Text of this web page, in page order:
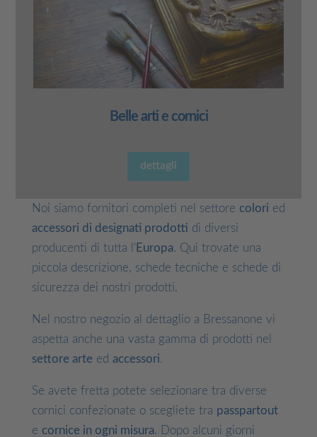
Belle arti e cornici
dettagli
Noi siamo fornitori completi nel settore colori ed
accessori di designati prodotti di diversi
producenti di tutta l’Europa. Qui trovate una
piccola descrizione, schede tecniche e schede di
sicurezza dei nostri prodotti.
Nel nostro negozio al dettaglio a Bressanone vi
aspetta anche una vasta gamma di prodotti nel
settore arte ed accessori.
Se avete fretta potete selezionare tra diverse
cornici confezionate o scegliete tra passpartout
e cornice in ogni misura. Dopo alcuni giorni